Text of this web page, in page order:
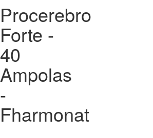
Procerebro
Forte -
40
Ampolas
-
Fharmonat